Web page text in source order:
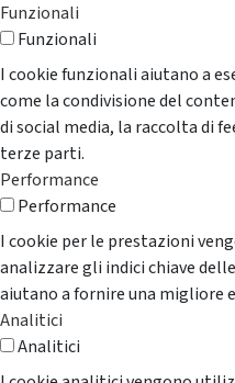
Funzionali
Funzionali
I cookie funzionali aiutano a
come la condivisione del
di social media, la raccolta di
terze parti.
Performance
Performance
I cookie per le prestazioni
analizzare gli indici chiave
aiutano a fornire una migliore
Analitici
Analitici